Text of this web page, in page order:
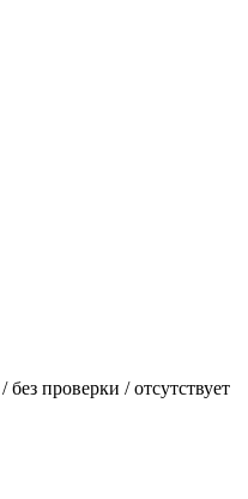
проверки / отсутствует